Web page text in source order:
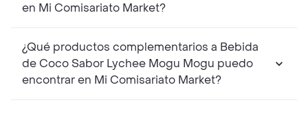
en Mi Comisariato Market?
¿Qué productos complementarios a Bebida
de Coco Sabor Lychee Mogu Mogu puedo
encontrar en Mi Comisariato Market?